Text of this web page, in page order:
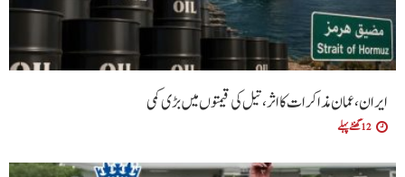
ایران، عمان مذاکرات کا اثر، تیل کی قیمتوں میں بڑی کمی
12 گھنٹے پہلے